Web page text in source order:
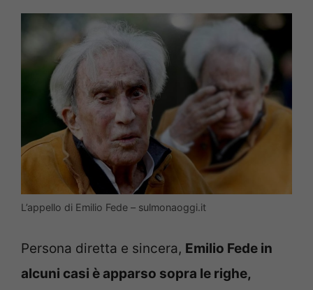
L’appello di Emilio Fede – sulmonaoggi.it
Persona diretta e sincera, Emilio Fede in
alcuni casi è apparso sopra le righe,